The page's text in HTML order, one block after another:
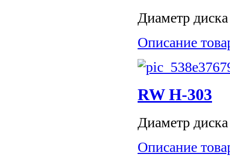
Диаметр
Описание
RW H-303
Диаметр
Описание